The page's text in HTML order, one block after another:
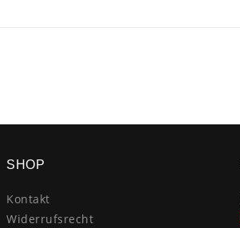
SHOP
Kontakt
Widerrufsrecht